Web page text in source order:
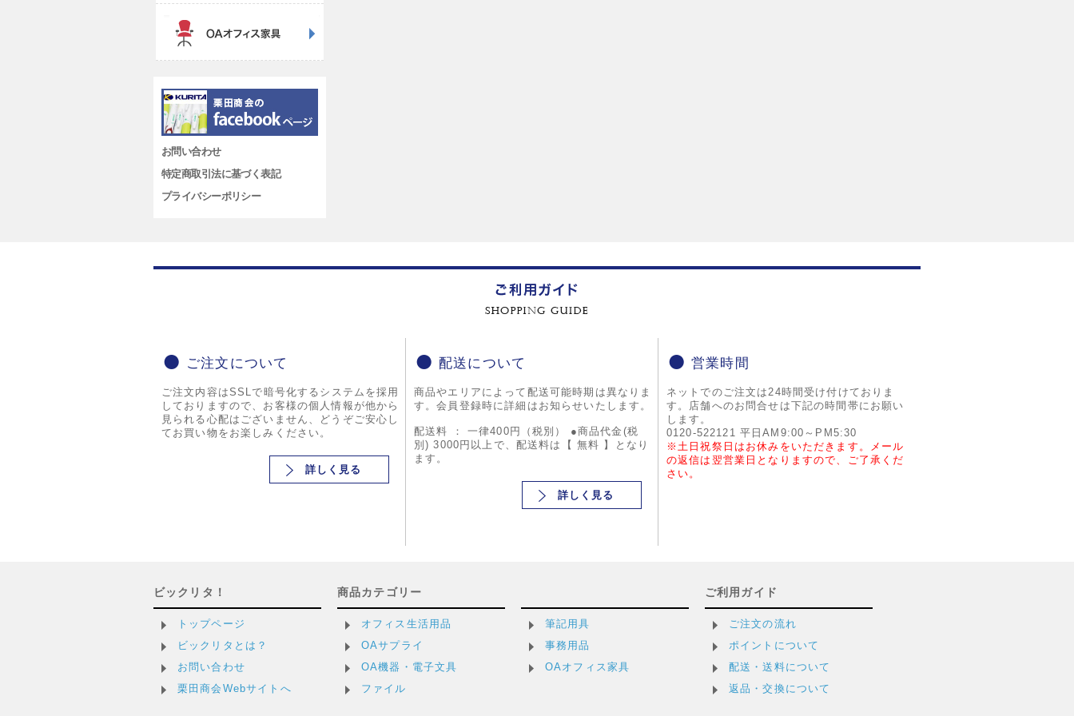
お問い合わせ
特定商取引法に基づく表記
プライバシーポリシー
ご注文について
ご注文内容はSSLで暗号化するシステムを採用
しておりますので、お客様の個人情報が他から
見られる心配はございません、どうぞご安心し
てお買い物をお楽しみください。
詳しく見る
配送について
商品やエリアによって配送可能時期は異なりま
す。会員登録時に詳細はお知らせいたします。
配送料 ： 一律400円（税別） ●商品代金(税
別) 3000円以上で、配送料は【 無料 】となり
ます。
詳しく見る
営業時間
ネットでのご注文は24時間受け付けておりま
す。店舗へのお問合せは下記の時間帯にお願い
します。
0120-522121 平日AM9:00～PM5:30
※土日祝祭日はお休みをいただきます。メール
の返信は翌営業日となりますので、ご了承くだ
さい。
ビックリタ！
トップページ
ビックリタとは？
お問い合わせ
栗田商会Webサイトへ
商品カテゴリー
オフィス生活用品
OAサプライ
OA機器・電子文具
ファイル
筆記用具
事務用品
OAオフィス家具
ご利用ガイド
ご注文の流れ
ポイントについて
配送・送料について
返品・交換について